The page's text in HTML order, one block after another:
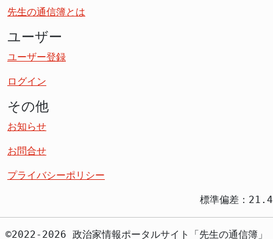
先生の通信簿とは
ユーザー
ユーザー登録
ログイン
その他
お知らせ
お問合せ
プライバシーポリシー
標準偏差：21.4
©2022-2026 政治家情報ポータルサイト「先生の通信簿」